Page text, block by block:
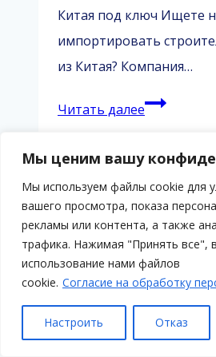
Мы ценим вашу
Мы используем файлы cookie для
вашего просмотра, показа
рекламы или контента, а также
трафика. Нажимая "Принять все",
использование нами файлов
cookie. Согласие на обработку
Настроить Отказ
Китая под ключ Ищете
импортировать
из Китая? Компания…
Читать далееПоставка
из
Китая